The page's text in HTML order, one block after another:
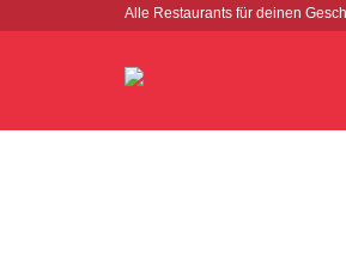
Alle Restaurants für deinen